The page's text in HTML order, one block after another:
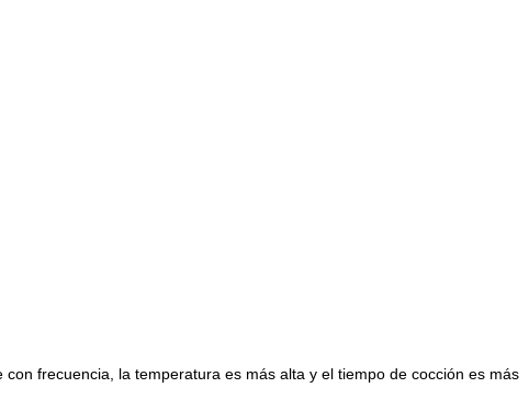
frecuencia, la temperatura es más alta y el tiempo de cocción es más